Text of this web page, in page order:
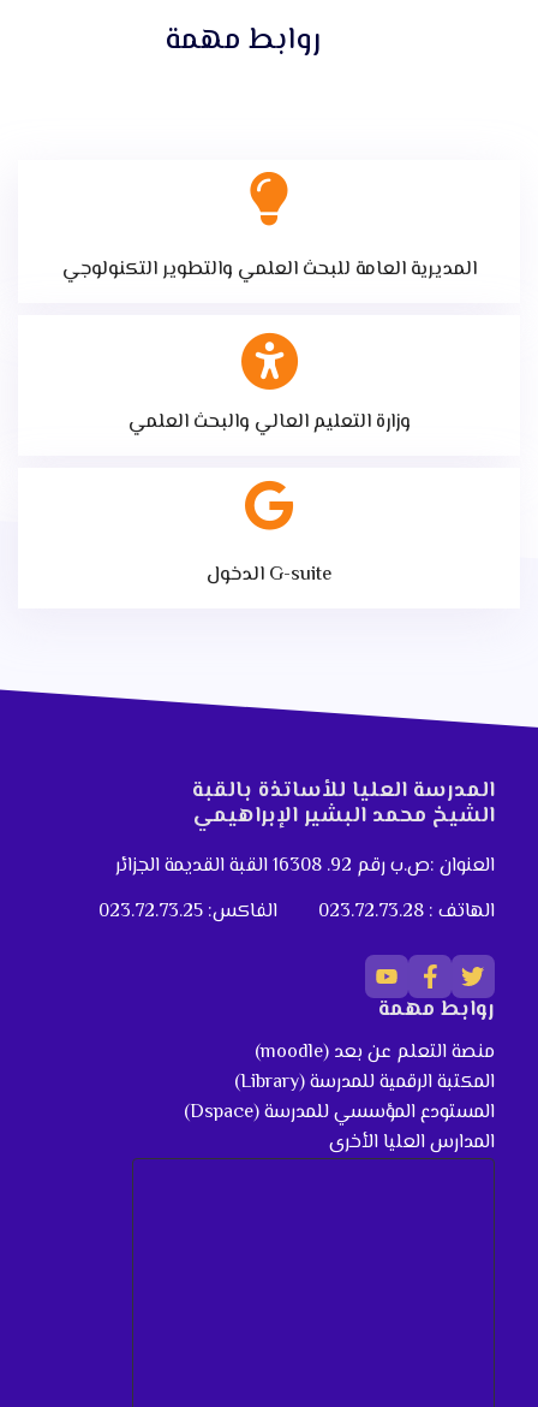
روابط مهمة
المديرية العامة للبحث العلمي والتطوير التكنولوجي
وزارة التعليم العالي والبحث العلمي
الدخول G-suite
المدرسة العليا للأساتذة بالقبة
الشيخ محمد البشير الإبراهيمي
العنوان :ص.ب رقم 92. 16308 القبة القديمة الجزائر
الهاتف : 023.72.73.28
الفاكس: 023.72.73.25
روابط مهمة
منصة التعلم عن بعد (moodle)
المكتبة الرقمية للمدرسة (Library)
المستودع المؤسسي للمدرسة (Dspace)
المدارس العليا الأخرى